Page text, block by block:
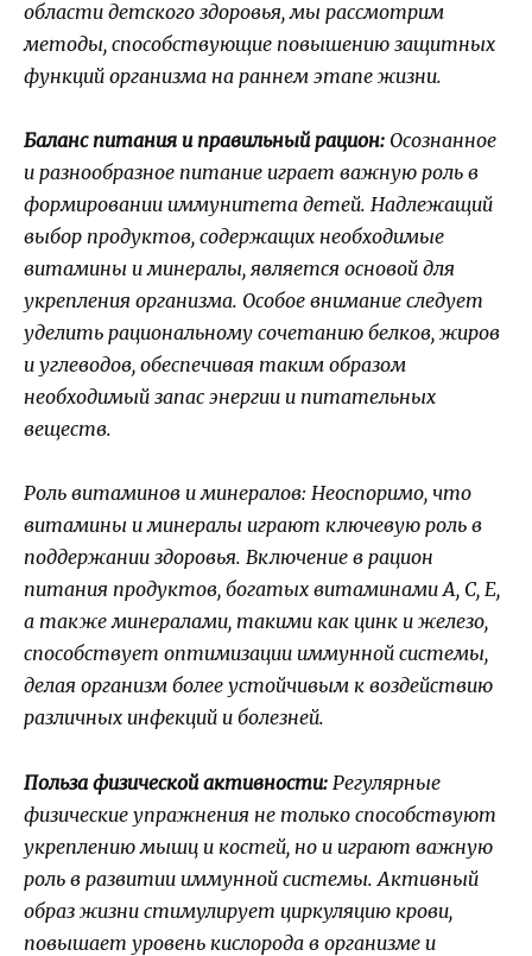
области детского здоровья, мы рассмотрим
методы, способствующие повышению защитных
функций организма на раннем этапе жизни.
Баланс питания и правильный рацион: Осознанное
и разнообразное питание играет важную роль в
формировании иммунитета детей. Надлежащий
выбор продуктов, содержащих необходимые
витамины и минералы, является основой для
укрепления организма. Особое внимание следует
уделить рациональному сочетанию белков, жиров
и углеводов, обеспечивая таким образом
необходимый запас энергии и питательных
веществ.
Роль витаминов и минералов: Неоспоримо, что
витамины и минералы играют ключевую роль в
поддержании здоровья. Включение в рацион
питания продуктов, богатых витаминами А, С, Е,
а также минералами, такими как цинк и железо,
способствует оптимизации иммунной системы,
делая организм более устойчивым к воздействию
различных инфекций и болезней.
Польза физической активности: Регулярные
физические упражнения не только способствуют
укреплению мышц и костей, но и играют важную
роль в развитии иммунной системы. Активный
образ жизни стимулирует циркуляцию крови,
повышает уровень кислорода в организме и